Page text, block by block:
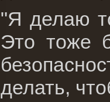
"Я делаю
Это тоже
делать,